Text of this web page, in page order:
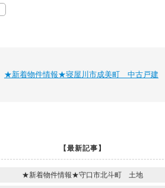
★新着物件情報★寝屋川市成美町 中古戸建
【最新記事】
★新着物件情報★守口市北斗町 土地